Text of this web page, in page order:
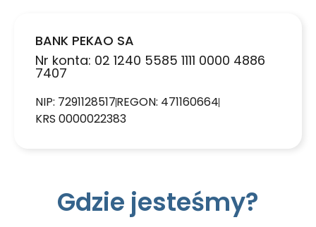
BANK PEKAO SA
Nr konta: 02 1240 5585 1111 0000 4886
7407
NIP: 7291128517REGON: 471160664
KRS 0000022383
Gdzie jesteśmy?